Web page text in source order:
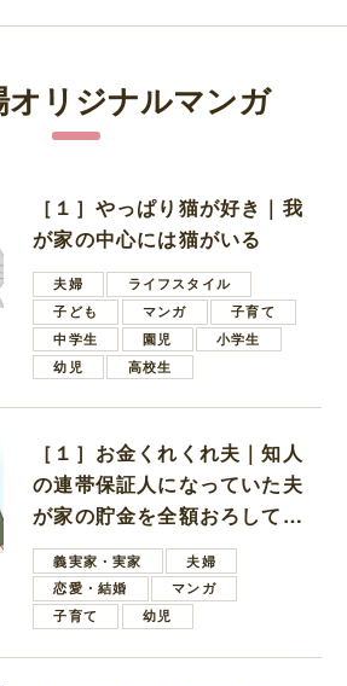
オリジナルマンガ
［１］やっぱり猫が好き｜我
が家の中心には猫がいる
夫婦
ライフスタイル
子ども
マンガ
子育て
中学生
園児
小学生
幼児
高校生
［１］お金くれくれ夫｜知人
の連帯保証人になっていた夫
が家の貯金を全額おろしてほ
しいと言ってきた
義実家・実家
夫婦
恋愛・結婚
マンガ
子育て
幼児